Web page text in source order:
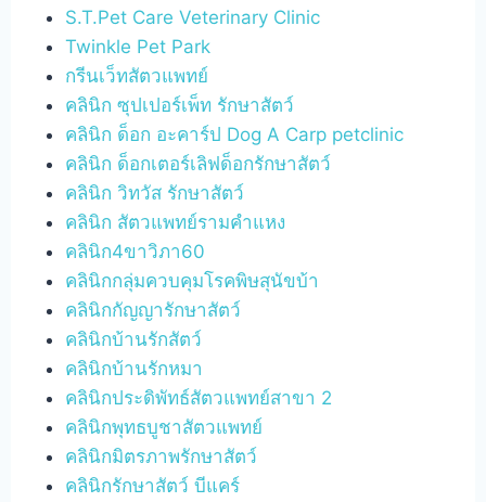
S.T.Pet Care Veterinary Clinic
Twinkle Pet Park
กรีนเว็ทสัตวแพทย์
คลินิก ซุปเปอร์เพ็ท รักษาสัตว์
คลินิก ด็อก อะคาร์ป Dog A Carp petclinic
คลินิก ด็อกเตอร์เลิฟด็อกรักษาสัตว์
คลินิก วิทวัส รักษาสัตว์
คลินิก สัตวแพทย์รามคำแหง
คลินิก4ขาวิภา60
คลินิกกลุ่มควบคุมโรคพิษสุนัขบ้า
คลินิกกัญญารักษาสัตว์
คลินิกบ้านรักสัตว์
คลินิกบ้านรักหมา
คลินิกประดิพัทธ์สัตวแพทย์สาขา 2
คลินิกพุทธบูชาสัตวแพทย์
คลินิกมิตรภาพรักษาสัตว์
คลินิกรักษาสัตว์ บีแคร์